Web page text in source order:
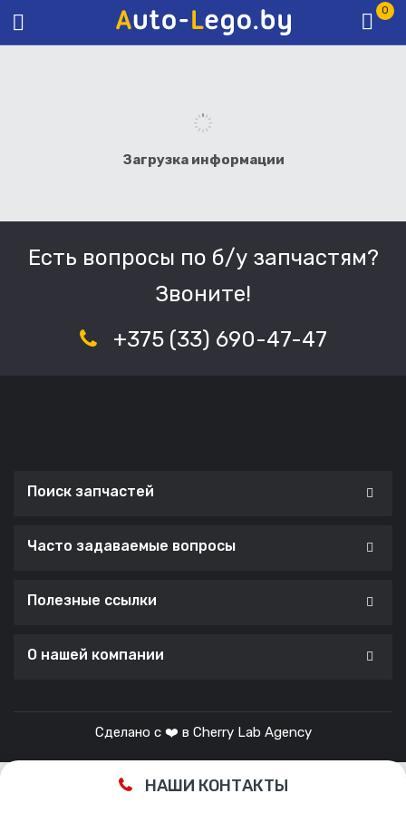
0
Загрузка информации
Есть вопросы по б/у запчастям?
Звоните!
+375 (33) 690-47-47
Поиск запчастей
Часто задаваемые вопросы
Полезные ссылки
О нашей компании
Сделано с ❤️ в Cherry Lab Agency
НАШИ КОНТАКТЫ